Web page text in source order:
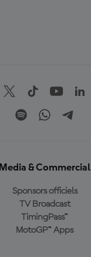
Media & Commercial
Sponsors officiels
TV Broadcast
TimingPass™
MotoGP™ Apps